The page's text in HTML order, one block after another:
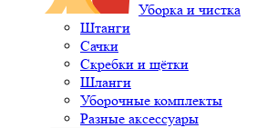
Уборка и чистка
Штанги
Сачки
Скребки и щётки
Шланги
Уборочные комплекты
Разные аксессуары